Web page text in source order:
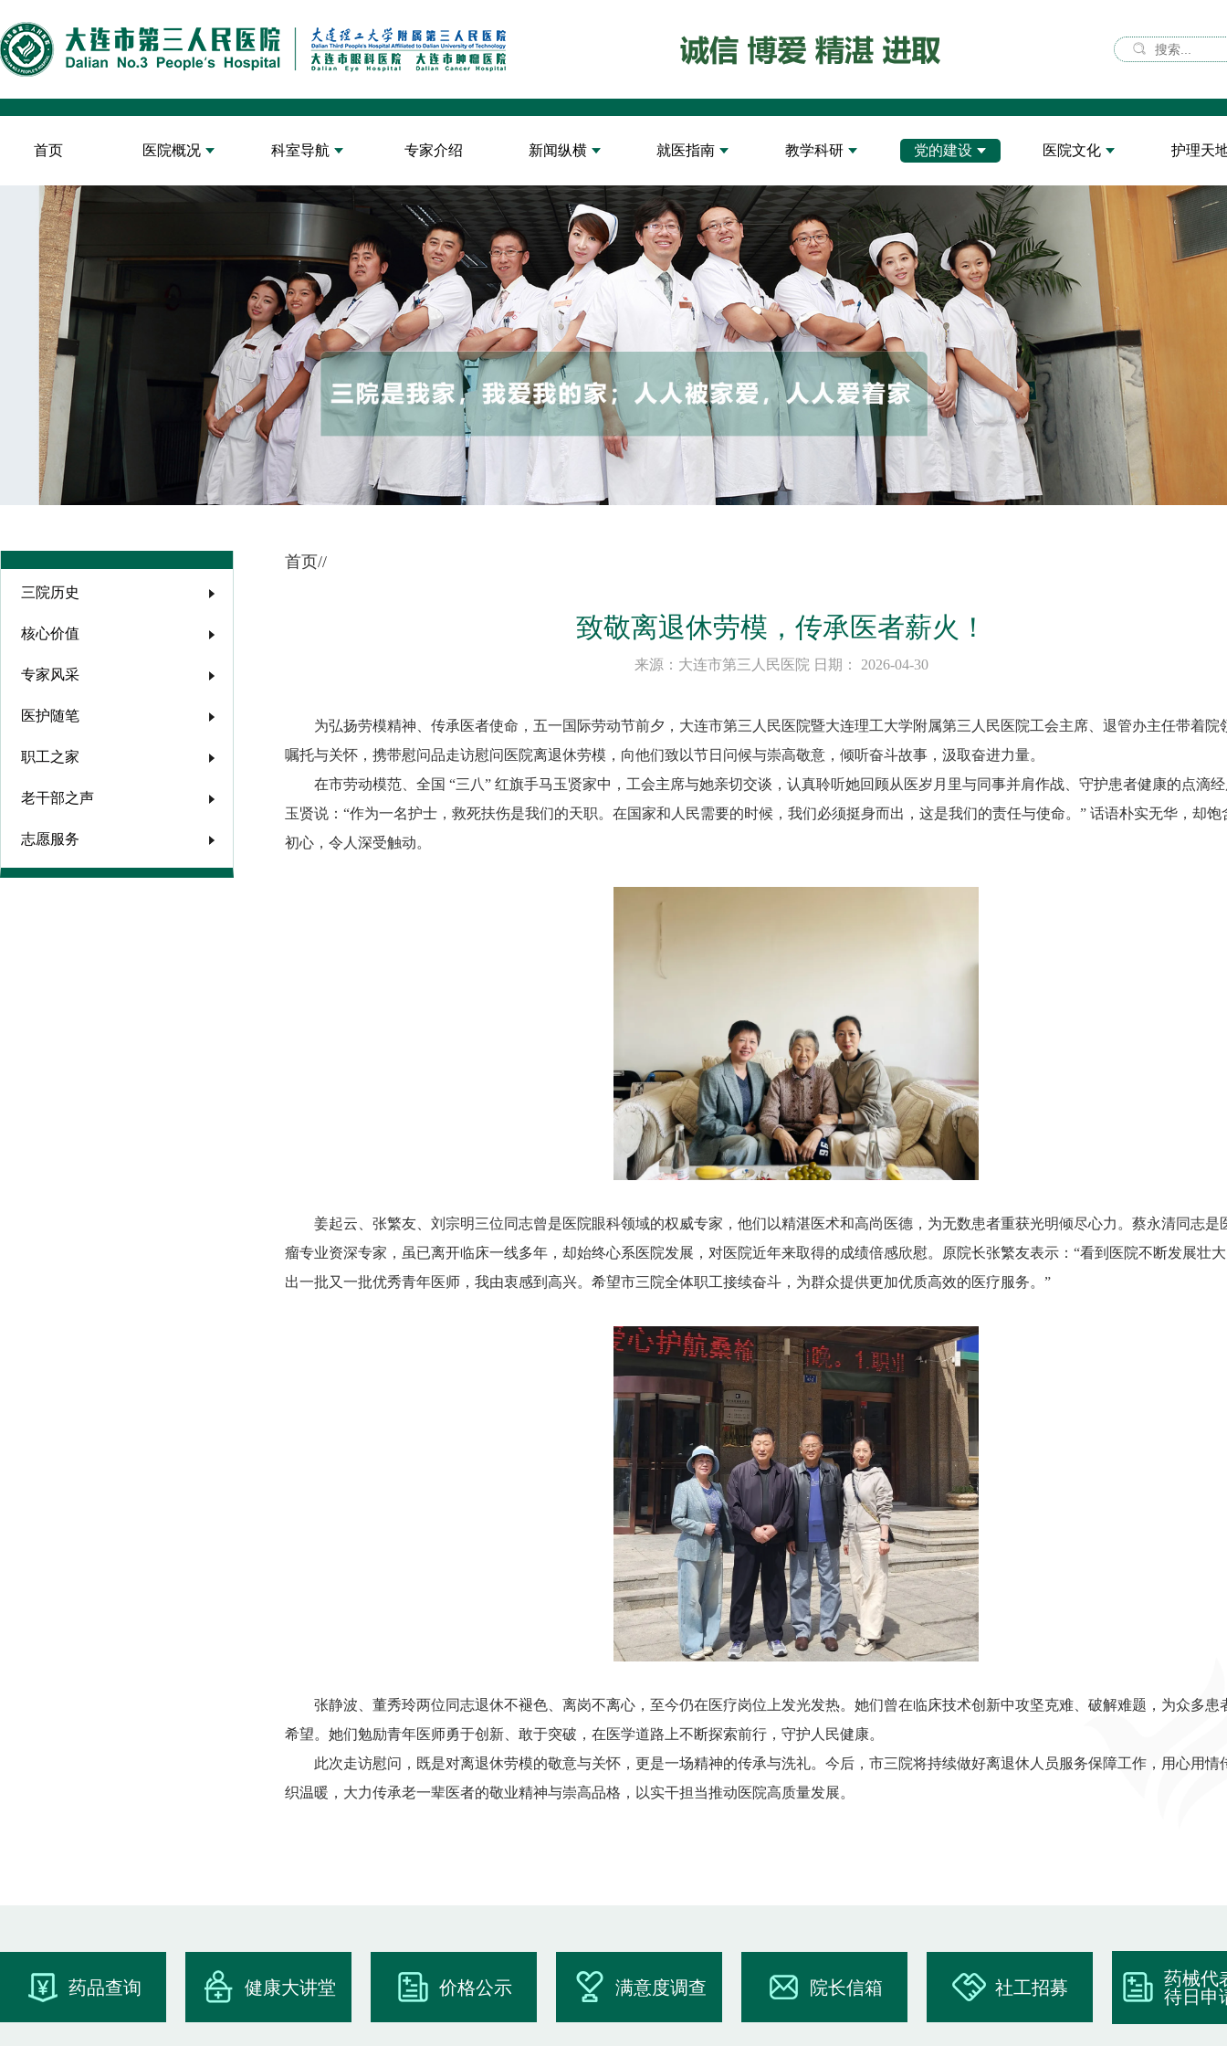
首页 医院概况 科室导航 专家介绍 新闻纵横 就医指南 教学科研 党的建设 医院文化 护理天
三院历史
核心价值
专家风采
医护随笔
职工之家
老干部之声
志愿服务
首页//
致敬离退休劳模，传承医者薪火！
来源：大连市第三人民医院 日期： 2026-04-30
为弘扬劳模精神、传承医者使命，五一国际劳动节前夕，大连市第三人民医院暨大连理工大学附属第三人民医院工会主席、退管办主任带着院
嘱托与关怀，携带慰问品走访慰问医院离退休劳模，向他们致以节日问候与崇高敬意，倾听奋斗故事，汲取奋进力量。
在市劳动模范、全国 “三八” 红旗手马玉贤家中，工会主席与她亲切交谈，认真聆听她回顾从医岁月里与同事并肩作战、守护患者健康的点滴
玉贤说：“作为一名护士，救死扶伤是我们的天职。在国家和人民需要的时候，我们必须挺身而出，这是我们的责任与使命。” 话语朴实无华，却饱
初心，令人深受触动。
姜起云、张繁友、刘宗明三位同志曾是医院眼科领域的权威专家，他们以精湛医术和高尚医德，为无数患者重获光明倾尽心力。蔡永清同志是
瘤专业资深专家，虽已离开临床一线多年，却始终心系医院发展，对医院近年来取得的成绩倍感欣慰。原院长张繁友表示：“看到医院不断发展壮
出一批又一批优秀青年医师，我由衷感到高兴。希望市三院全体职工接续奋斗，为群众提供更加优质高效的医疗服务。”
张静波、董秀玲两位同志退休不褪色、离岗不离心，至今仍在医疗岗位上发光发热。她们曾在临床技术创新中攻坚克难、破解难题，为众多患
希望。她们勉励青年医师勇于创新、敢于突破，在医学道路上不断探索前行，守护人民健康。
此次走访慰问，既是对离退休劳模的敬意与关怀，更是一场精神的传承与洗礼。今后，市三院将持续做好离退休人员服务保障工作，用心用情
织温暖，大力传承老一辈医者的敬业精神与崇高品格，以实干担当推动医院高质量发展。
药品查询 健康大讲堂 价格公示 满意度调查 院长信箱 社工招募
药械代
待日申